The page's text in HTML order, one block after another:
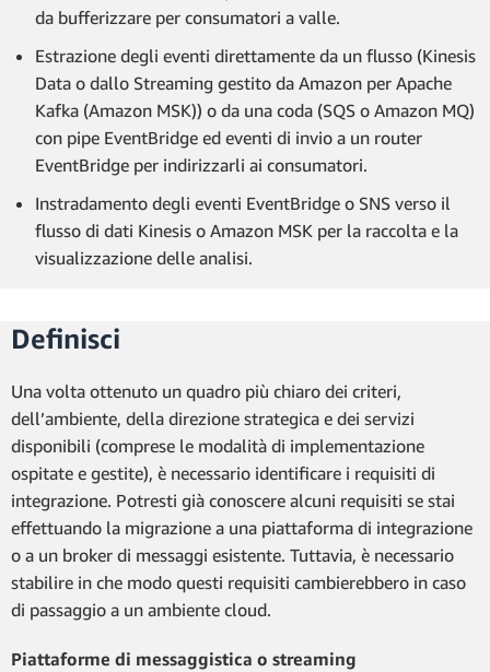
da bufferizzare per consumatori a valle.
Estrazione degli eventi direttamente da un flusso (Kinesis
Data o dallo Streaming gestito da Amazon per Apache
Kafka (Amazon MSK)) o da una coda (SQS o Amazon MQ)
con pipe EventBridge ed eventi di invio a un router
EventBridge per indirizzarli ai consumatori.
Instradamento degli eventi EventBridge o SNS verso il
flusso di dati Kinesis o Amazon MSK per la raccolta e la
visualizzazione delle analisi.
Definisci
Una volta ottenuto un quadro più chiaro dei criteri,
dell’ambiente, della direzione strategica e dei servizi
disponibili (comprese le modalità di implementazione
ospitate e gestite), è necessario identificare i requisiti di
integrazione. Potresti già conoscere alcuni requisiti se stai
effettuando la migrazione a una piattaforma di integrazione
o a un broker di messaggi esistente. Tuttavia, è necessario
stabilire in che modo questi requisiti cambierebbero in caso
di passaggio a un ambiente cloud.
Piattaforme di messaggistica o streaming